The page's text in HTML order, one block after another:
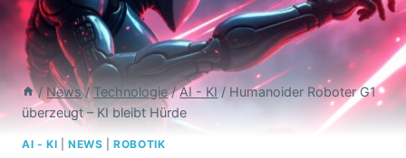
/ News / Technologie / AI - KI / Humanoider Roboter G1
überzeugt – KI bleibt Hürde
AI - KI NEWS |ROBOTIK